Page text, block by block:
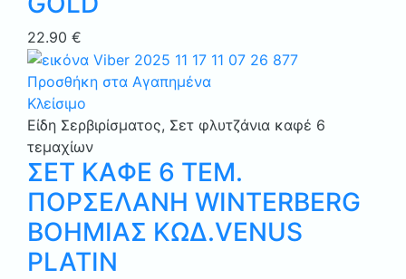
22.90 €
Προσθήκη στα Αγαπημένα
Κλείσιμο
Είδη Σερβιρίσματος, Σετ φλυτζάνια καφέ 6
τεμαχίων
ΣΕΤ ΚΑΦΕ 6 ΤΕΜ.
ΠΟΡΣΕΛΑΝΗ WINTERBERG
ΒΟΗΜΙΑΣ ΚΩΔ.VENUS
PLATIN